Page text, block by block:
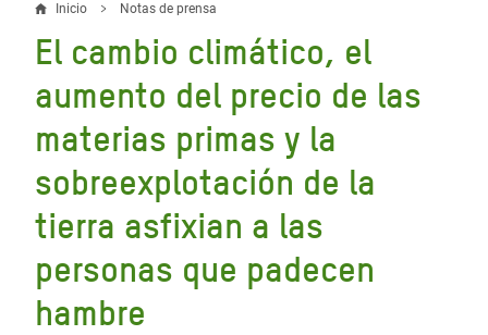
Sobrescribir
enlaces
de
ayuda
a
la
navegación
Inicio Notas de prensa
El cambio climático, el
aumento del precio de las
materias primas y la
sobreexplotación de la
tierra asfixian a las
personas que padecen
hambre